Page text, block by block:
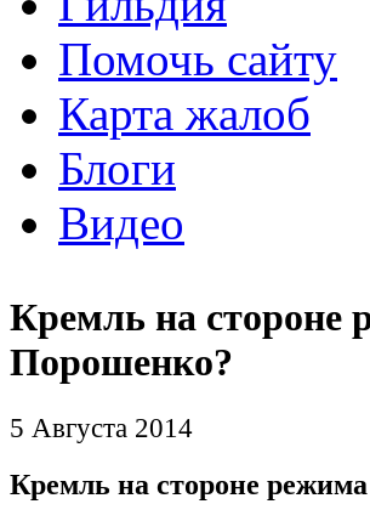
Помочь сайту
Карта жалоб
Блоги
Видео
Кремль на стороне
Порошенко?
5 Августа 2014
Кремль на стороне